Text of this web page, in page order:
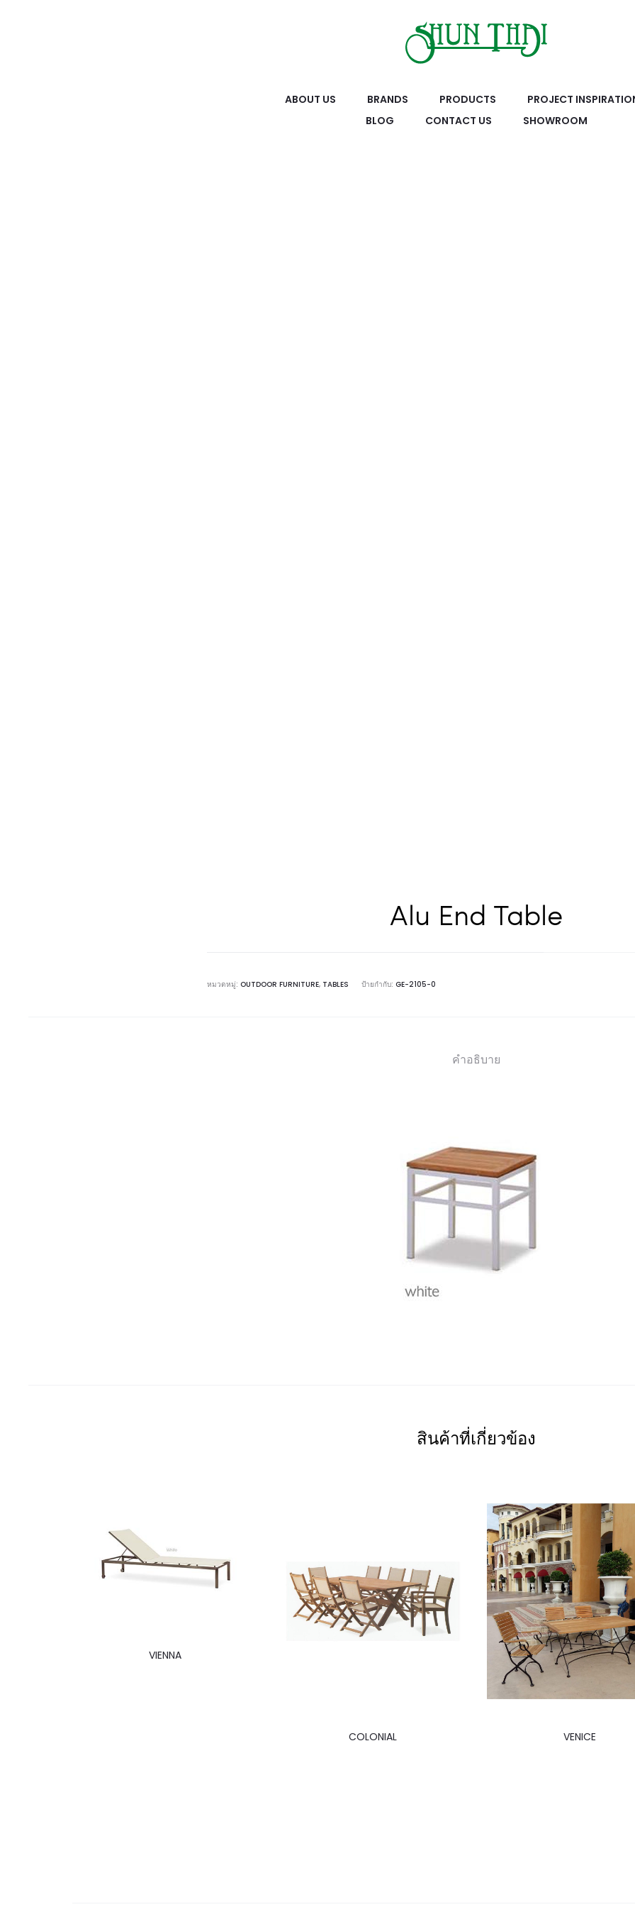
ABOUT US BRANDS PRODUCTS
PROJECT
BLOG
CONTACT US SHOWROOM
Alu End Table
หมวดหมู่: OUTDOOR FURNITURE, TABLES ป้ายกำกับ: GE-2105-0
คำอธิบาย
สินค้าที่เกี่ยวข้อง
VIENNA
COLONIAL VENICE